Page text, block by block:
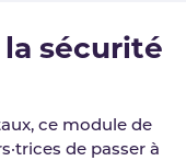
sécurité
ce module de
de passer à